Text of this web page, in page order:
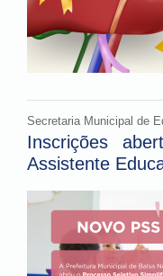
Secretaria Municipal de
Inscrições
Assistente